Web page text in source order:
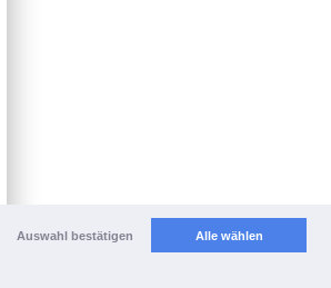
Auswahl bestätigen Alle wählen